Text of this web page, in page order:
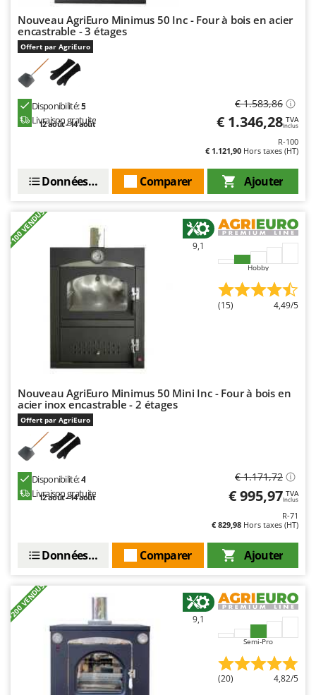
Nouveau AgriEuro Minimus 50 Inc - Four à bois en acier
encastrable - 3 étages
Offert par AgriEuro
Disponibilité:5
Livraison gratuite
12 août - 14 août
€ 1.583,86
€ 1.346,28 TVA
Inclus
R-100
€ 1.121,90 Hors taxes (HT)
Ajouter
Comparer
Données techniques
+100 VENDUS 9,1
Hobby
(15) 4,49/5
Nouveau AgriEuro Minimus 50 Mini Inc - Four à bois en
acier inox encastrable - 2 étages
Offert par AgriEuro
Disponibilité:4
Livraison gratuite
12 août - 14 août
€ 1.171,72
€ 995,97 TVA
Inclus
R-71
€ 829,98 Hors taxes (HT)
Ajouter
Comparer
Données techniques
+200 VENDUS 9,1
Semi-Pro
(20) 4,82/5